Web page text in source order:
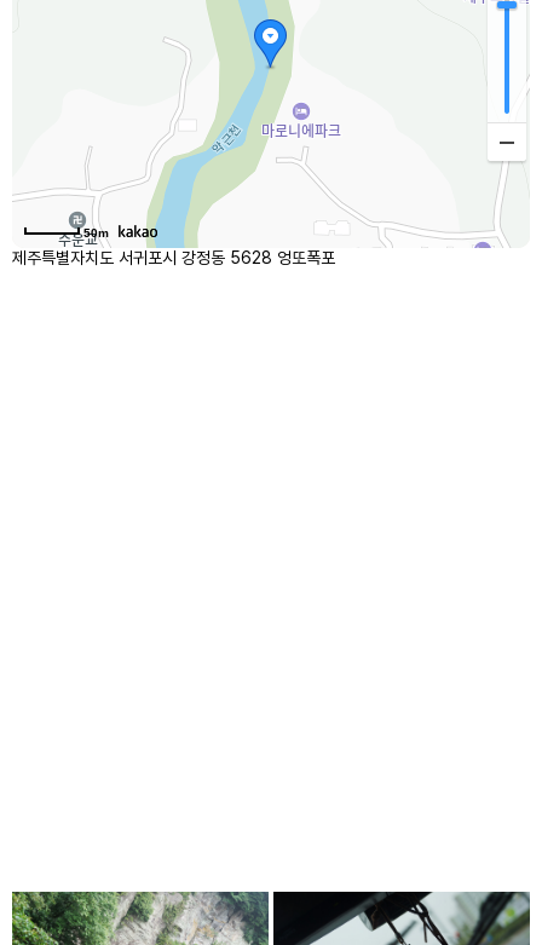
50m
제주특별자치도 서귀포시 강정동 5628 엉또폭포